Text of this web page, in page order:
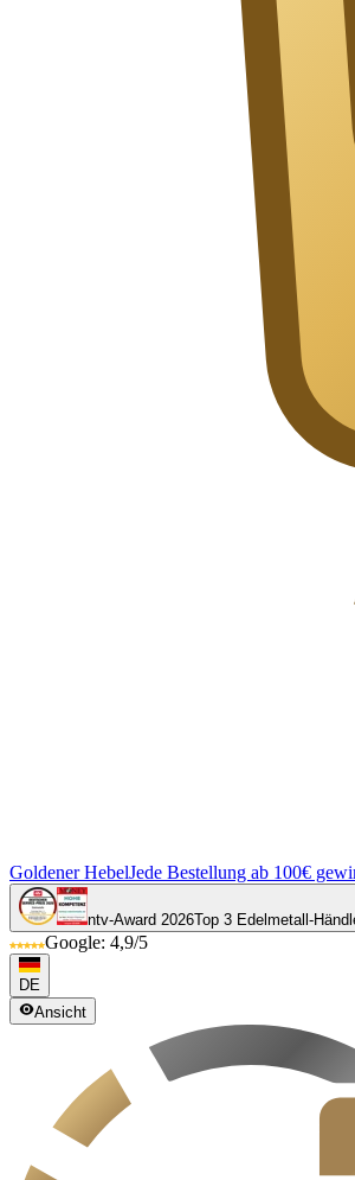
Goldener HebelJede Bestellung ab 100€
ntv-Award 2026Top 3 Edelmetall-
Google: 4,9/5
DE
Ansicht